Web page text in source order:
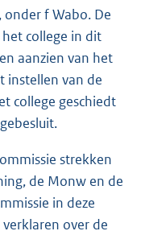
f Wabo. De
college in dit
aanzien van het
instellen van de
college geschiedt
strekken
de Monw en de
in deze
over de